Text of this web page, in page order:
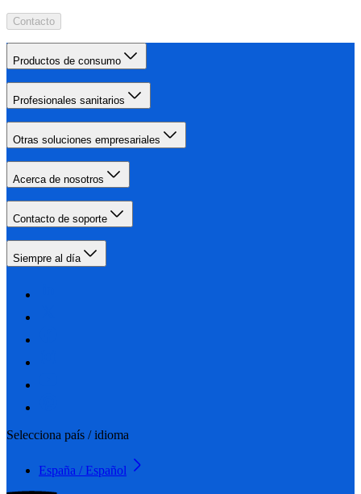
Contacto
Productos de consumo
Profesionales sanitarios
Otras soluciones empresariales
Acerca de nosotros
Contacto de soporte
Siempre al día
Selecciona país / idioma
España / Español